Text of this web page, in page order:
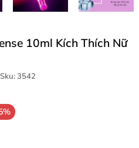
10ml Kích Thích Nữ
3542